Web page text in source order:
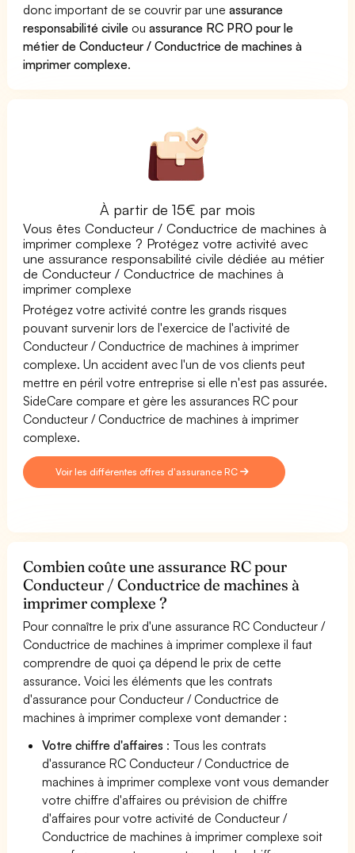
donc important de se couvrir par uneassurance
responsabilité civile ouassurance RC PRO pour le
métier de Conducteur / Conductrice de machines à
imprimer complexe.
À partir de 15€ par mois
Vous êtes Conducteur / Conductrice de machines à
imprimer complexe ? Protégez votre activité avec
une assurance responsabilité civile dédiée au métier
de Conducteur / Conductrice de machines à
imprimer complexe
Protégez votre activité contre les grands risques
pouvant survenir lors de l'exercice de l'activité de
Conducteur / Conductrice de machines à imprimer
complexe. Un accident avec l'un de vos clients peut
mettre en péril votre entreprise si elle n'est pas assurée.
SideCare compare et gère les assurances RC pour
Conducteur / Conductrice de machines à imprimer
complexe.
Voir les différentes offres d'assurance RC
Combien coûte une assurance RC pour
Conducteur / Conductrice de machines à
imprimer complexe ?
Pour connaître le prix d'une assurance RC Conducteur /
Conductrice de machines à imprimer complexe il faut
comprendre de quoi ça dépend le prix de cette
assurance. Voici les éléments que les contrats
d'assurance pour Conducteur / Conductrice de
machines à imprimer complexe vont demander :
Votre chiffre d'affaires : Tous les contrats
d'assurance RC Conducteur / Conductrice de
machines à imprimer complexe vont vous demander
votre chiffre d'affaires ou prévision de chiffre
d'affaires pour votre activité de Conducteur /
Conductrice de machines à imprimer complexe soit